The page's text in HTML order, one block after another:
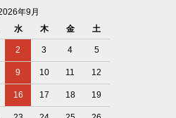
年9月
水 木 金 土
2 3 4 5
9 10 11 12
16 17 18 19